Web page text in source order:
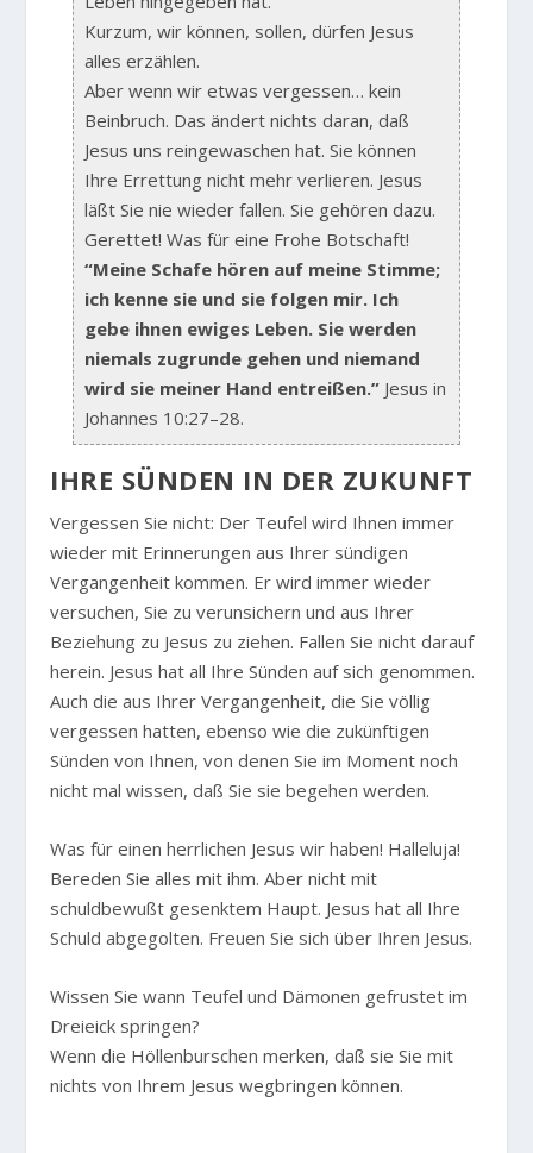
Kurzum, wir können, sollen, dürfen Jesus
alles erzählen.
Aber wenn wir etwas vergessen… kein
Beinbruch. Das ändert nichts daran, daß
Jesus uns reingewaschen hat. Sie können
Ihre Errettung nicht mehr verlieren. Jesus
läßt Sie nie wieder fallen. Sie gehören dazu.
Gerettet! Was für eine Frohe Botschaft!
“Meine Schafe hören auf meine Stimme;
ich kenne sie und sie folgen mir. Ich
gebe ihnen ewiges Leben. Sie werden
niemals zugrunde gehen und niemand
wird sie meiner Hand entreißen.” Jesus in
Johannes 10:27–28.
IHRE SÜNDEN IN DER ZUKUNFT
Vergessen Sie nicht: Der Teufel wird Ihnen immer
wieder mit Erinnerungen aus Ihrer sündigen
Vergangenheit kommen. Er wird immer wieder
versuchen, Sie zu verunsichern und aus Ihrer
Beziehung zu Jesus zu ziehen. Fallen Sie nicht darauf
herein. Jesus hat all Ihre Sünden auf sich genommen.
Auch die aus Ihrer Vergangenheit, die Sie völlig
vergessen hatten, ebenso wie die zukünftigen
Sünden von Ihnen, von denen Sie im Moment noch
nicht mal wissen, daß Sie sie begehen werden.
Was für einen herrlichen Jesus wir haben! Halleluja!
Bereden Sie alles mit ihm. Aber nicht mit
schuldbewußt gesenktem Haupt. Jesus hat all Ihre
Schuld abgegolten. Freuen Sie sich über Ihren Jesus.
Wissen Sie wann Teufel und Dämonen gefrustet im
Dreieick springen?
Wenn die Höllenburschen merken, daß sie Sie mit
nichts von Ihrem Jesus wegbringen können.